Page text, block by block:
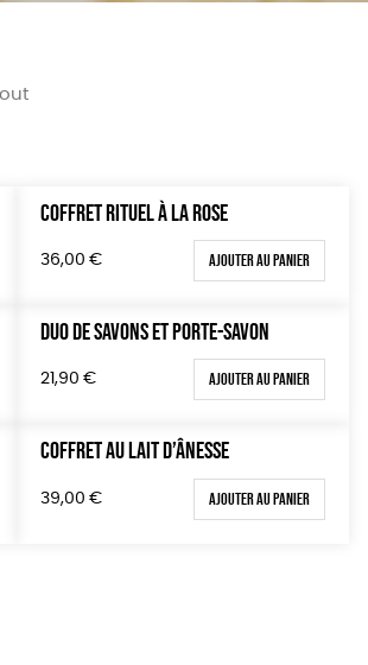
Mots clés
FSC
ESAT
Fabriqué en France
Agriculture Biologique
COFFRET RITUEL À LA ROSE
36,00 € Ajouter au panier
DUO DE SAVONS ET PORTE-SAVON
21,90 € Ajouter au panier
COFFRET AU LAIT D’ÂNESSE
39,00 € Ajouter au panier